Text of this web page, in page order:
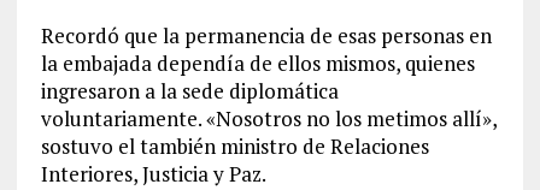
Recordó que la permanencia de esas personas en
la embajada dependía de ellos mismos, quienes
ingresaron a la sede diplomática
voluntariamente. «Nosotros no los metimos allí»,
sostuvo el también ministro de Relaciones
Interiores, Justicia y Paz.